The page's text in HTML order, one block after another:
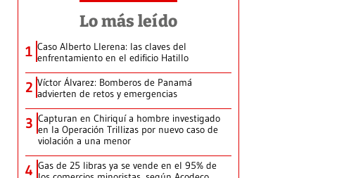
Lo más leído
1 Caso Alberto Llerena: las claves del
enfrentamiento en el edificio Hatillo
2 Víctor Álvarez: Bomberos de Panamá
advierten de retos y emergencias
3 Capturan en Chiriquí a hombre investigado
en la Operación Trillizas por nuevo caso de
violación a una menor
4 Gas de 25 libras ya se vende en el 95% de